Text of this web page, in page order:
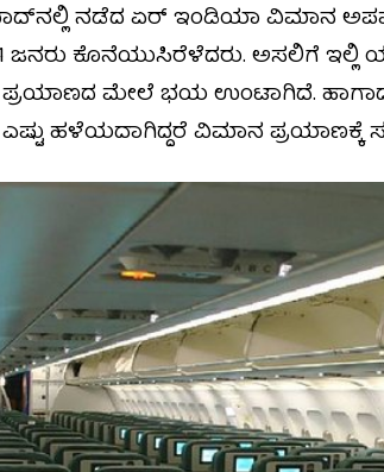
ನಡೆದ ಏರ್ ಇಂಡಿಯಾ ವಿಮಾನ
ಜನರು ಕೊನೆಯುಸಿರೆಳೆದರು. ಅಸಲಿಗೆ ಇಲ್ಲಿ
ಮೇಲೆ ಭಯ ಉಂಟಾಗಿದೆ.
ಹಳೆಯದಾಗಿದ್ದರೆ ವಿಮಾನ ಪ್ರಯಾಣಕ್ಕೆ